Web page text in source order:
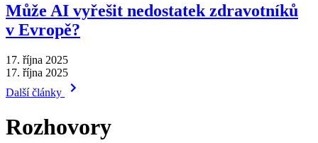
Může AI vyřešit nedostatek zdravotníků
v Evropě?
17. října 2025
17. října 2025
Další články
Rozhovory